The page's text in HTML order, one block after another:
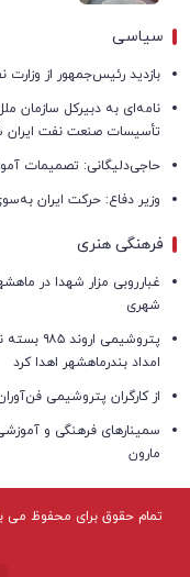
سیاسی
بازدید رئیس‌جمهور از
نامه‌ای به دبیرکل سازمان
تأسیسات صنعت نفت ایران
حاجی‌دلیگانی: تصمیمات
وزیر دفاع: حرکت ایران
فرهنگی هنری
غبارروبی مزار شهدا در
شهری
امداد بندرماهشهر اهدا کرد
از کارگران پتروشیمی
سمینارهای فرهنگی و
مارون
تمام حقوق برای محفوظ می